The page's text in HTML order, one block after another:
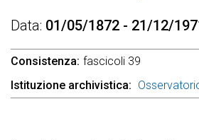
Data 01/05/1872 - 21/12/
Consistenza fascicoli 39
Istituzione archivistica